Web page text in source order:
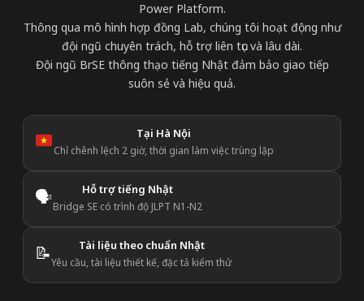
Power Platform.
Thông qua mô hình hợp đồng Lab, chúng tôi hoạt động như
đội ngũ chuyên trách, hỗ trợ liên tục và lâu dài.
Đội ngũ BrSE thông thạo tiếng Nhật đảm bảo giao tiếp
suôn sẻ và hiệu quả.
Tại Hà Nội
Chỉ chênh lệch 2 giờ, thời gian làm việc trùng lặp
🗣️ Hỗ trợ tiếng Nhật
Bridge SE có trình độ JLPT N1-N2
📝 Tài liệu theo chuẩn Nhật
Yêu cầu, tài liệu thiết kế, đặc tả kiểm thử